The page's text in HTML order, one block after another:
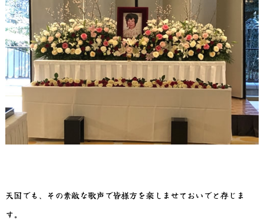
天国でも、その素敵な歌声で皆様方を楽しませておいでと存じま
す。